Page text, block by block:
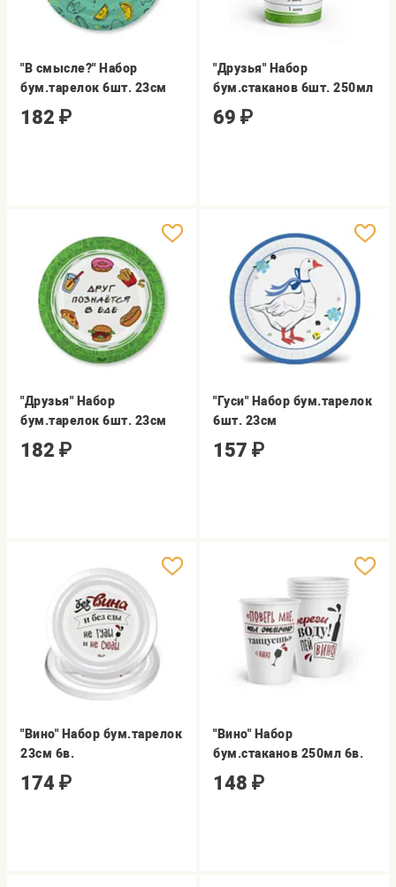
"В смысле?" Набор
бум.тарелок 6шт. 23см
182 ₽
"Друзья" Набор
бум.стаканов 6шт. 250мл
69 ₽
"Друзья" Набор
бум.тарелок 6шт. 23см
182 ₽
"Гуси" Набор бум.тарелок
6шт. 23см
157 ₽
"Вино" Набор бум.тарелок
23см 6в.
174 ₽
"Вино" Набор
бум.стаканов 250мл 6в.
148 ₽